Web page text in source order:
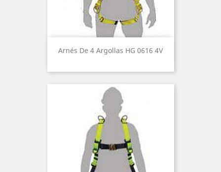
Arnés De 4 Argollas HG 0616 4V